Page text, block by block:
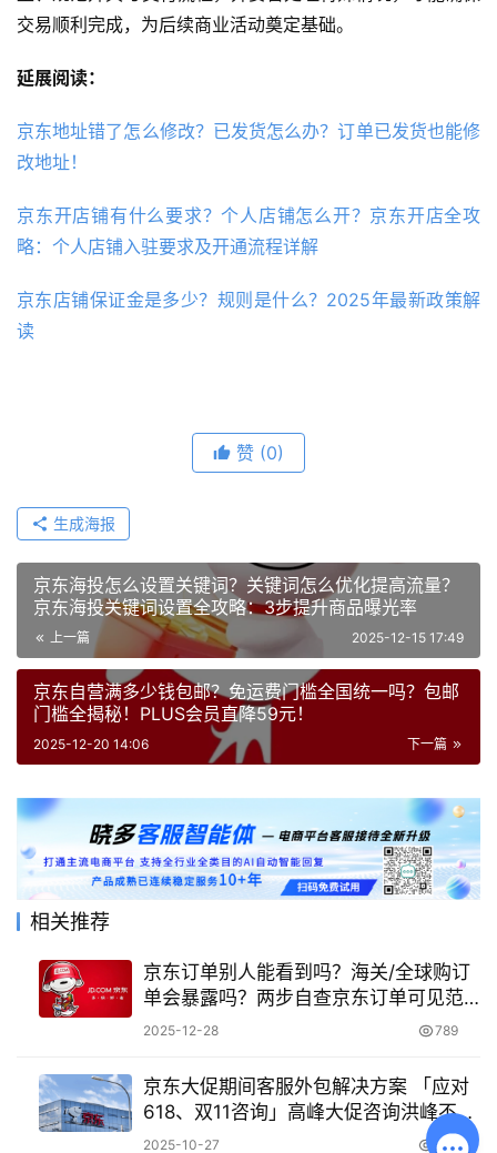
交易顺利完成，为后续商业活动奠定基础。
延展阅读：
京东地址错了怎么修改？已发货怎么办？订单已发货也能修
改地址！
京东开店铺有什么要求？个人店铺怎么开？京东开店全攻
略：个人店铺入驻要求及开通流程详解
京东店铺保证金是多少？规则是什么？2025年最新政策解
读
赞 (0)
生成海报
京东海投怎么设置关键词？关键词怎么优化提高流量？
京东海投关键词设置全攻略：3步提升商品曝光率
上一篇 2025-12-15 17:49
京东自营满多少钱包邮？免运费门槛全国统一吗？包邮
门槛全揭秘！PLUS会员直降59元！
下一篇
2025-12-20 14:06
相关推荐
京东订单别人能看到吗？海关/全球购订
单会暴露吗？两步自查京东订单可见范
围，掌握隐私控制权！
2025-12-28 789
京东大促期间客服外包解决方案 「应对
618、双11咨询」高峰大促咨询洪峰不用
愁！专业外包让618、双11服务稳如磐石
2025-10-27 559